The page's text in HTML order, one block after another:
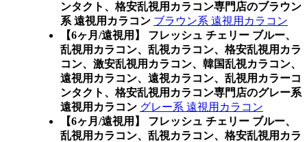
ンタクト、格安乱視用カラコン専門店のブラウン
系 遠視用カラコン ブラウン系 遠視用カラコン
【6ヶ月/遠視用】 フレッシュ チェリー ブルー、
乱視用カラコン、乱視カラコン、格安乱視用カラ
コン、激安乱視用カラコン、韓国乱視カラコン、
遠視用カラコン、遠視カラコン、乱視用カラーコ
ンタクト、格安乱視用カラコン専門店のグレー系
遠視用カラコン グレー系 遠視用カラコン
【6ヶ月/遠視用】 フレッシュ チェリー ブルー、
乱視用カラコン、乱視カラコン、格安乱視用カラ